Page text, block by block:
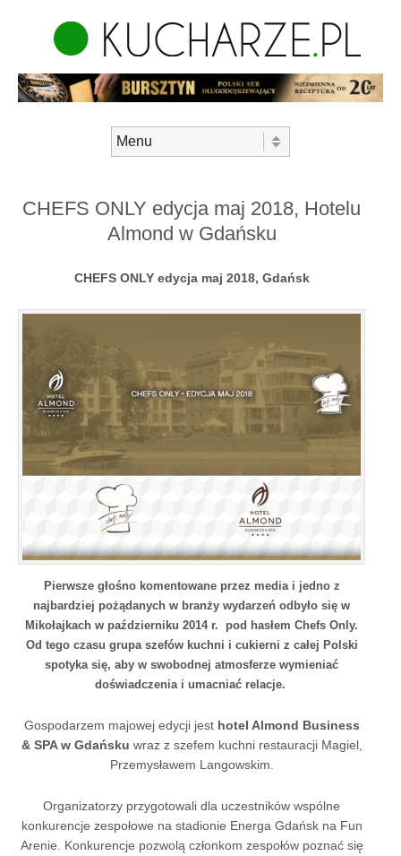
CHEFS ONLY edycja maj 2018, Hotelu
Almond w Gdańsku
CHEFS ONLY edycja maj 2018, Gdańsk
Pierwsze głośno komentowane przez media i jedno z
najbardziej pożądanych w branży wydarzeń odbyło się w
Mikołajkach w październiku 2014 r. pod hasłem Chefs Only.
Od tego czasu grupa szefów kuchni i cukierni z całej Polski
spotyka się, aby w swobodnej atmosferze wymieniać
doświadczenia i umacniać relacje.
Gospodarzem majowej edycji jest hotel Almond Business
& SPA w Gdańsku wraz z szefem kuchni restauracji Magiel,
Przemysławem Langowskim.
Organizatorzy przygotowali dla uczestników wspólne
konkurencje zespołowe na stadionie Energa Gdańsk na Fun
Arenie. Konkurencje pozwolą członkom zespołów poznać się